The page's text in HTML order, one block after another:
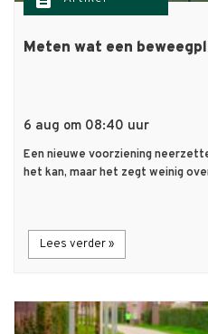
Meten wat een
6 aug om 08:40 uur
Een nieuwe voorziening
het kan, maar het zegt weinig
Lees verder »